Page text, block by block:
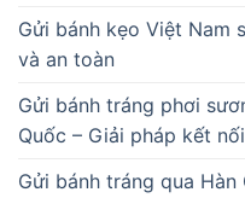
Gửi bánh kẹo Việt Nam
và an toàn
Gửi bánh tráng phơi
Quốc – Giải pháp kết
Gửi bánh tráng qua